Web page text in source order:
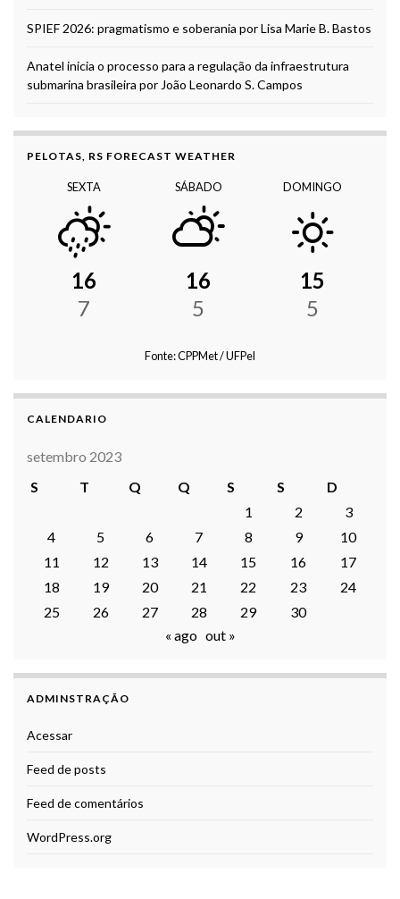
SPIEF 2026: pragmatismo e soberania por Lisa Marie B. Bastos
Anatel inicia o processo para a regulação da infraestrutura
submarina brasileira por João Leonardo S. Campos
PELOTAS, RS FORECAST WEATHER
SEXTA
16
7
SÁBADO
16
5
DOMINGO
15
5
Fonte: CPPMet / UFPel
CALENDARIO
setembro 2023
S
T Q Q S S
D
1
2
3
4
5 6 7 8 9
10
11
12 13 14 15 16
17
18
19 20 21 22 23
24
25
26 27 28 29
30
« ago out »
ADMINSTRAÇÃO
Acessar
Feed de posts
Feed de comentários
WordPress.org